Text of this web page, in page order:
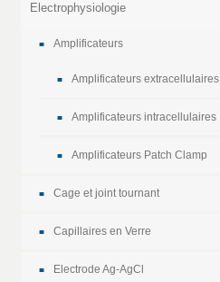
Electrophysiologie
Amplificateurs
Amplificateurs extracellulaires
Amplificateurs intracellulaires
Amplificateurs Patch Clamp
Cage et joint tournant
Capillaires en Verre
Electrode Ag-AgCl